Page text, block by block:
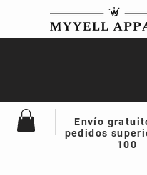
Envío
pedidos
100